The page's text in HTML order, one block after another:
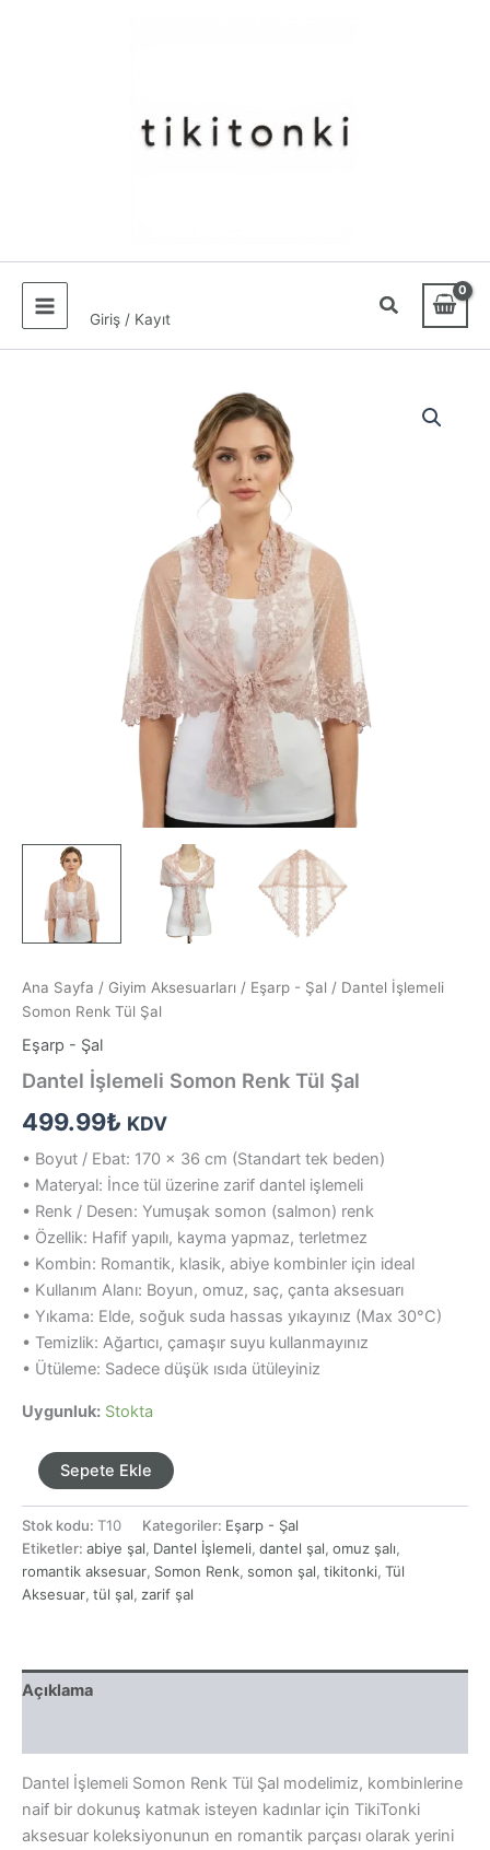
Giriş / Kayıt
Ana Sayfa / Giyim Aksesuarları / Eşarp - Şal / Dantel İşlemeli
Somon Renk Tül Şal
Eşarp - Şal
Dantel İşlemeli Somon Renk Tül Şal
499.99₺ KDV
• Boyut / Ebat: 170 x 36 cm (Standart tek beden)
• Materyal: İnce tül üzerine zarif dantel işlemeli
• Renk / Desen: Yumuşak somon (salmon) renk
• Özellik: Hafif yapılı, kayma yapmaz, terletmez
• Kombin: Romantik, klasik, abiye kombinler için ideal
• Kullanım Alanı: Boyun, omuz, saç, çanta aksesuarı
• Yıkama: Elde, soğuk suda hassas yıkayınız (Max 30°C)
• Temizlik: Ağartıcı, çamaşır suyu kullanmayınız
• Ütüleme: Sadece düşük ısıda ütüleyiniz
Uygunluk: Stokta
Dantel
İşlemeli
Somon
Renk
Tül
Şal
adet
Sepete Ekle
Stok kodu: T10 Kategoriler: Eşarp - Şal
Etiketler: abiye şal, Dantel İşlemeli, dantel şal, omuz şalı,
romantik aksesuar, Somon Renk, somon şal, tikitonki, Tül
Aksesuar, tül şal, zarif şal
Açıklama
Dantel İşlemeli Somon Renk Tül Şal modelimiz, kombinlerine
naif bir dokunuş katmak isteyen kadınlar için TikiTonki
aksesuar koleksiyonunun en romantik parçası olarak yerini